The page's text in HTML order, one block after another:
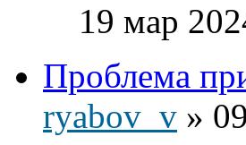
19 мар
Проблема
ryabov_v »